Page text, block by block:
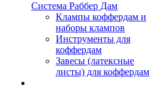
Система Раббер Дам
Клампы коффердам и
наборы клампов
Инструменты для
коффердам
Завесы (латексные
листы) для коффердам